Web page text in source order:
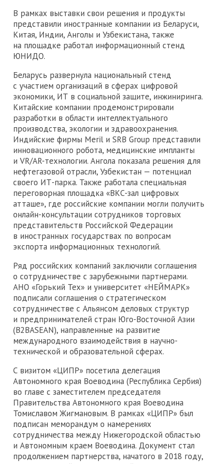
В рамках выставки свои решения и продукты
представили иностранные компании из Беларуси,
Китая, Индии, Анголы и Узбекистана, также
на площадке работал информационный стенд
ЮНИДО.
Беларусь развернула национальный стенд
с участием организаций в сферах цифровой
экономики, ИТ в социальной защите, инжиниринга.
Китайские компании продемонстрировали
разработки в области интеллектуального
производства, экологии и здравоохранения.
Индийские фирмы Meril и SRB Group представили
инновационного робота, медицинские импланты
и VR/AR-технологии. Ангола показала решения для
нефтегазовой отрасли, Узбекистан — потенциал
своего ИТ-парка. Также работала специальная
переговорная площадка «ВКС-зал цифровых
атташе», где российские компании могли получить
онлайн-консультации сотрудников торговых
представительств Российской Федерации
в иностранных государствах по вопросам
экспорта информационных технологий.
Ряд российских компаний заключили соглашения
о сотрудничестве с зарубежными партнерами.
АНО «Горький Тех» и университет «НЕЙМАРК»
подписали соглашения о стратегическом
сотрудничестве с Альянсом деловых структур
и предпринимателей стран Юго-Восточной Азии
(B2BASEAN), направленные на развитие
международного взаимодействия в научно-
технической и образовательной сферах.
С визитом «ЦИПР» посетила делегация
Автономного края Воеводина (Республика Сербия)
во главе с заместителем председателя
Правительства Автономного края Воеводина
Томиславом Жигмановым. В рамках «ЦИПР» был
подписан меморандум о намерениях
сотрудничества между Нижегородской областью
и Автономным краем Воеводина. Документ стал
продолжением партнерства, начатого в 2018 году,